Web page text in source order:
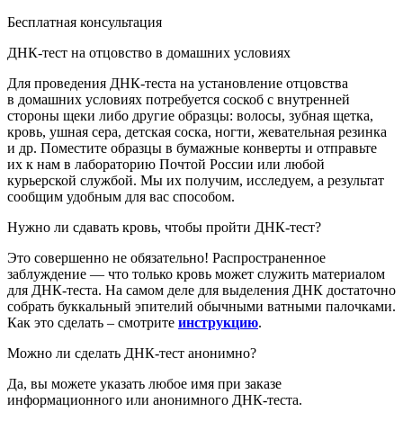
Бесплатная консультация
ДНК-тест на отцовство в домашних условиях
Для проведения ДНК-теста на установление отцовства
в домашних условиях потребуется соскоб с внутренней
стороны щеки либо другие образцы: волосы, зубная щетка,
кровь, ушная сера, детская соска, ногти, жевательная резинка
и др. Поместите образцы в бумажные конверты и отправьте
их к нам в лабораторию Почтой России или любой
курьерской службой. Мы их получим, исследуем, а результат
сообщим удобным для вас способом.
Нужно ли сдавать кровь, чтобы пройти ДНК-тест?
Это совершенно не обязательно! Распространенное
заблуждение — что только кровь может служить материалом
для ДНК-теста. На самом деле для выделения ДНК достаточно
собрать буккальный эпителий обычными ватными палочками.
Как это сделать – смотрите инструкцию.
Можно ли сделать ДНК-тест анонимно?
Да, вы можете указать любое имя при заказе
информационного или анонимного ДНК-теста.